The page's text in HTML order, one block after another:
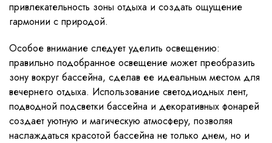
привлекательность зоны отдыха и создать ощущение
гармонии с природой.
Особое внимание следует уделить освещению:
правильно подобранное освещение может преобразить
зону вокруг бассейна, сделав ее идеальным местом для
вечернего отдыха. Использование светодиодных лент,
подводной подсветки бассейна и декоративных фонарей
создает уютную и магическую атмосферу, позволяя
наслаждаться красотой бассейна не только днем, но и